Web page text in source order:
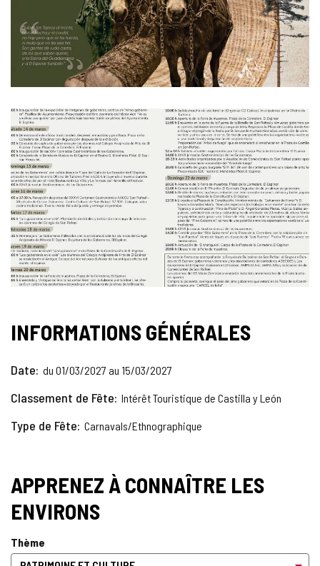
INFORMATIONS GÉNÉRALES
Date du 01/03/2027 au 15/03/2027
Classement de Fête Intérêt Touristique de Castilla y León
Type de Fête Carnavals/Ethnographique
APPRENEZ À CONNAÎTRE LES
ENVIRONS
Thème